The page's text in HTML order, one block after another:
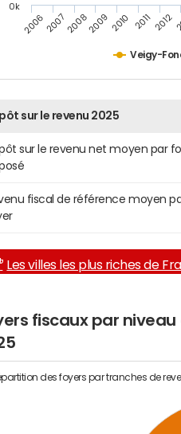
Veigy-
20062007200820092010 2011 2012
0k
sur le revenu 2025
sur le revenu net moyen par
fiscal de référence moyen
Les villes les plus riches de
fiscaux par
des foyers par tranches de